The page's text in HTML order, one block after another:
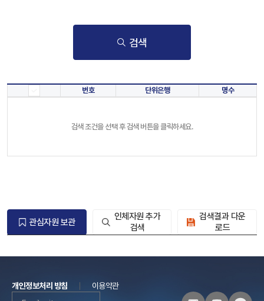
검색
번호 단위은행 명수
검색 조건을 선택 후 검색 버튼을 클릭하세요.
관심자원 보관
인체자원 추가
검색
검색결과 다운
로드
개인정보처리 방침
이용약관